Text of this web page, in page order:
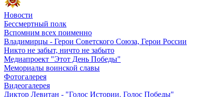
Новости
Бессмертный полк
Вспомним всех поименно
Владимирцы - Герои Советского Союза, Герои России
Никто не забыт, ничто не забыто
Медиапроект "Этот День Победы"
Мемориалы воинской славы
Фотогалерея
Видеогалерея
Диктор Левитан - "Голос Истории. Голос Победы"